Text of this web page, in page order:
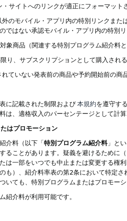
サイトへのリンクが適正にフォーマッ
のモバイル・アプリ内の特別リンクま
ではない承認モバイル・アプリ内の特別
象商品（関連する特別プログラム紹介料
り、サブスクリプションとして購入され
ていない発表前の商品や予約開始前の商
に記載された制限および本規約を遵守す
は、適格収入のパーセンテージとして計
はプロモーション
介料（以下「特別プログラム紹介料」と
ることがあります。疑義を避けるために
は一部をいつでも中止または変更する権
も）、紹介料率表の第2条において特定
いても、特別プログラムまたはプロモー
紹介料が利用可能です。